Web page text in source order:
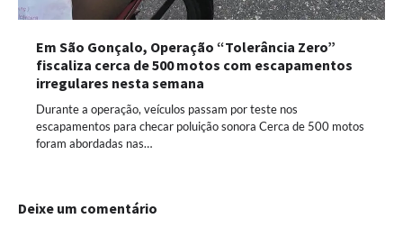
Em São Gonçalo, Operação “Tolerância Zero”
fiscaliza cerca de 500 motos com escapamentos
irregulares nesta semana
Durante a operação, veículos passam por teste nos
escapamentos para checar poluição sonora Cerca de 500 motos
foram abordadas nas…
Deixe um comentário